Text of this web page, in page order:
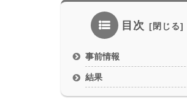
目次
事前情報
結果